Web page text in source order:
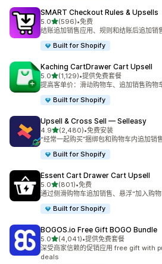
SMART Checkout Rules & Upsells
5.0星（满分 5 星）
(596)
总共 596 条评论
•免费
结账追加销售应用、规则和结账后追加销
Built for Shopify
Kaching CartDrawer Cart Upsell
5.0星（满分 5 星）
(1,129)
总共 1129 条评论
•提供免费套餐
提高客单价：滑动购物车、追加销售购物
Built for Shopify
Upsell & Cross Sell — Selleasy
4.9星（满分 5 星）
(2,480)
总共 2480 条评论
•免费安装
“经常一起购买”捆绑包和购物车内追加销
Built for Shopify
Essent Cart Drawer Cart Upsell
5.0星（满分 5 星）
(801)
总共 801 条评论
•免费
通过侧滑购物车追加销售、悬浮“加入购
Built for Shopify
BOGOS.io Free Gift BOGO Bundle
5.0星（满分 5 星）
(4,041)
总共 4041 条评论
•提供免费套餐
深受商家信赖的促销应用 free gift with
deals